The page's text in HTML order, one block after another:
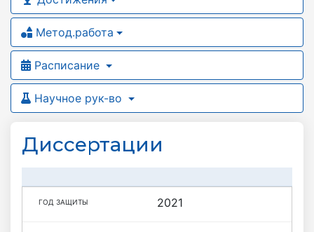
Метод.работа
Расписание
Научное рук-во
Диссертации
2021